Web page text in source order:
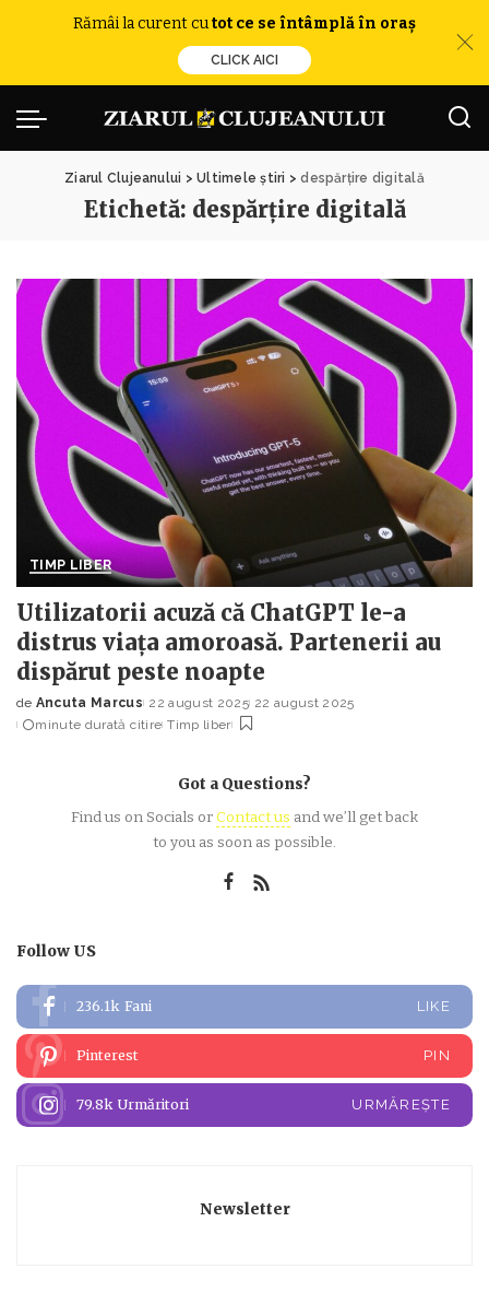
Rămâi la curent cutot ce se întâmplă în oraș
CLICK AICI
Ziarul Clujeanului >Ultimele știri >despărțire digitală
Etichetă: despărțire digitală
TIMP LIBER
Utilizatorii acuză că ChatGPT le-a
distrus viața amoroasă. Partenerii au
dispărut peste noapte
Posted
by
de Ancuta Marcus 22 august 2025 22 august 2025
minute durată citire Timp liber
Got a Questions?
Find us on Socials orContact us and we’ll get back
to you as soon as possible.
Follow US
236.1k Fani LIKE
Pinterest PIN
79.8k Urmăritori URMĂREȘTE
Newsletter